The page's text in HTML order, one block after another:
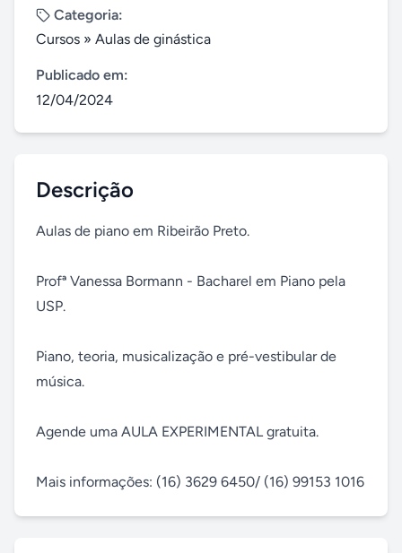
Categoria:
Cursos » Aulas de ginástica
Publicado em:
12/04/2024
Descrição
Aulas de piano em Ribeirão Preto.
Profª Vanessa Bormann - Bacharel em Piano pela
USP.
Piano, teoria, musicalização e pré-vestibular de
música.
Agende uma AULA EXPERIMENTAL gratuita.
Mais informações: (16) 3629 6450/ (16) 99153 1016